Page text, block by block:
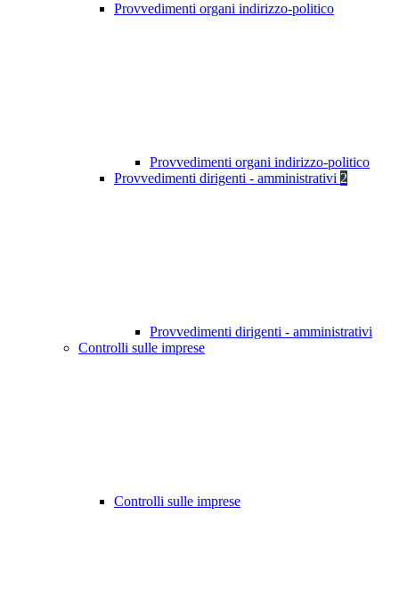
Provvedimenti organi indirizzo-politico
Provvedimenti organi indirizzo-politico
Provvedimenti dirigenti - amministrativi 2
Provvedimenti dirigenti - amministrativi
Controlli sulle imprese
Controlli sulle imprese